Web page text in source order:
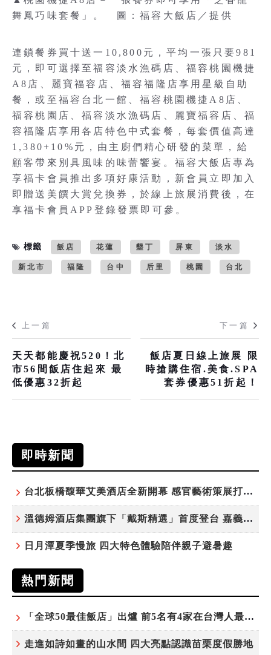
舞鳳巧味套餐」。 圖：福容大飯店／提供
連鎖餐券買十送一10,800元，平均一張只要981
元，即可選擇至福容淡水漁碼店、福容桃園機捷
A8店、麗寶福容店、福容福隆店享用星級自助
餐，或至福容台北一館、福容桃園機捷A8店、
福容桃園店、福容淡水漁碼店、麗寶福容店、福
容福隆店享用各店特色中式套餐，每套價值高達
1,380+10%元，由主廚們精心研發的菜單，給
顧客帶來別具風味的味蕾饗宴。福容大飯店專為
享福卡會員推出多項好康活動，新會員立即加入
即贈送美饌大賞兌換券，於線上旅展消費後，在
享福卡會員APP登錄發票即可參。
標籤 飯店 花蓮 墾丁 屏東 淡水
新北市 福隆 台中 后里 桃園 台北
上一篇
天天都能慶祝520！北
市56間飯店住起來 最
低優惠32折起
下一篇
飯店夏日線上旅展 限
時搶購住宿.美食.SPA
套券優惠51折起！
即時新聞
台北板橋馥華艾美酒店全新開幕 感官藝術策展打造旅居新風格
溫德姆酒店集團旗下「戴斯精選」首度登台 嘉義首店揭新幕
日月潭夏季慢旅 四大特色體驗陪伴親子避暑趣
熱門新聞
「全球50最佳飯店」出爐 前5名有4家在台灣人最常去的城市！
走進如詩如畫的山水間 四大亮點認識苗栗度假勝地